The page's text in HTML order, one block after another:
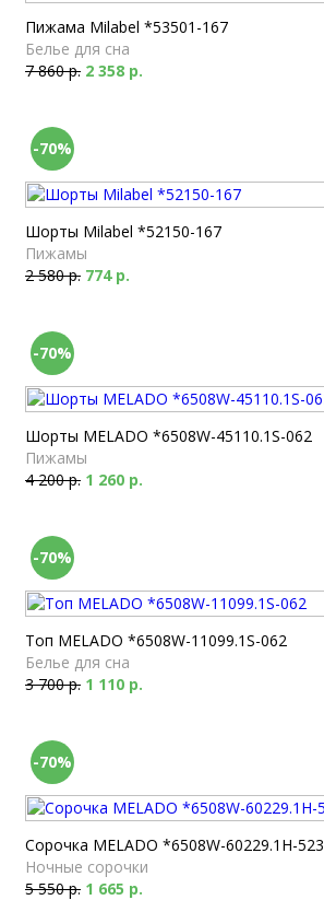
Пижама Milabel *53501-167
Белье для сна
7 860 р. 2 358 р.
-70%
Шорты Milabel *52150-167
Пижамы
2 580 р. 774 р.
-70%
Шорты MELADO *6508W-45110.1S-062
Пижамы
4 200 р. 1 260 р.
-70%
Топ MELADO *6508W-11099.1S-062
Белье для сна
3 700 р. 1 110 р.
-70%
Сорочка MELADO *6508W-60229.1H-523
Ночные сорочки
5 550 р. 1 665 р.